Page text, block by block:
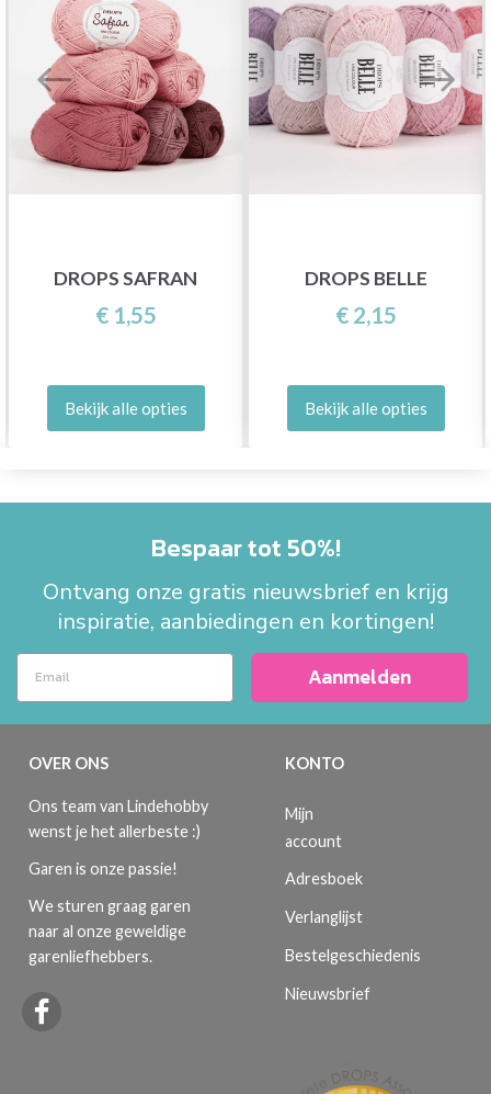
DROPS SAFRAN
€ 1,55
Bekijk alle opties
DROPS BELLE
€ 2,15
Bekijk alle opties
Bespaar tot 50%!
Ontvang onze gratis nieuwsbrief en krijg
inspiratie, aanbiedingen en kortingen!
Aanmelden
OVER ONS
Ons team van Lindehobby
wenst je het allerbeste :)
Garen is onze passie!
We sturen graag garen
naar al onze geweldige
garenliefhebbers.
KONTO
Mijn
account
Adresboek
Verlanglijst
Bestelgeschiedenis
Nieuwsbrief